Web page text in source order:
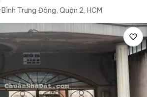
·Bình Trưng Đông, Quận 2, HCM